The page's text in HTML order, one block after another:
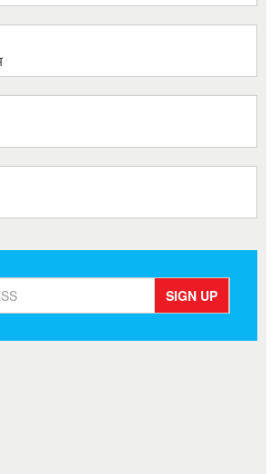
SIGN UP